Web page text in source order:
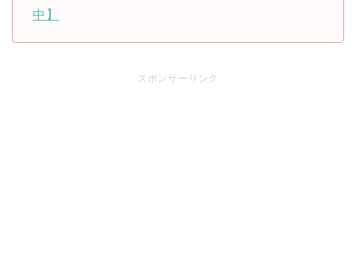
中】
スポンサーリンク